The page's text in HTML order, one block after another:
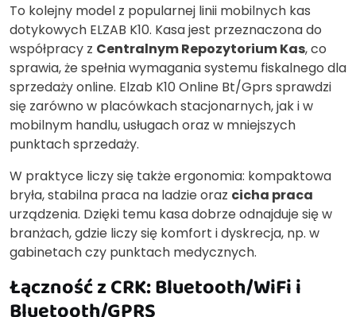
To kolejny model z popularnej linii mobilnych kas
dotykowych ELZAB K10. Kasa jest przeznaczona do
współpracy z Centralnym Repozytorium Kas, co
sprawia, że spełnia wymagania systemu fiskalnego dla
sprzedaży online. Elzab K10 Online Bt/Gprs sprawdzi
się zarówno w placówkach stacjonarnych, jak i w
mobilnym handlu, usługach oraz w mniejszych
punktach sprzedaży.
W praktyce liczy się także ergonomia: kompaktowa
bryła, stabilna praca na ladzie oraz cicha praca
urządzenia. Dzięki temu kasa dobrze odnajduje się w
branżach, gdzie liczy się komfort i dyskrecja, np. w
gabinetach czy punktach medycznych.
Łączność z CRK: Bluetooth/WiFi i
Bluetooth/GPRS